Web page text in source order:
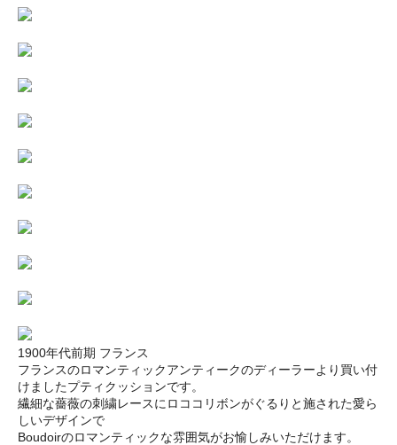
1900年代前期 フランス
フランスのロマンティックアンティークのディーラーより買い付
けましたプティクッションです。
繊細な薔薇の刺繍レースにロココリボンがぐるりと施された愛ら
しいデザインで
Boudoirのロマンティックな雰囲気がお愉しみいただけます。